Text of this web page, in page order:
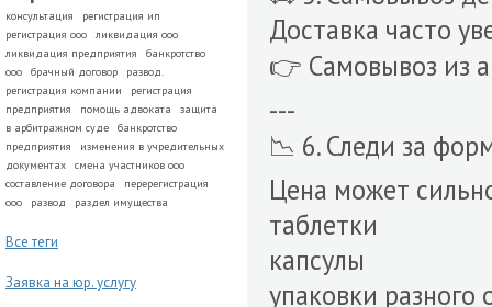
консультация
регистрация ип
регистрация ооо
ликвидация ооо
ликвидация предприятия
банкротство
ооо
брачный договор
развод.
регистрация компании
регистрация
предприятия
помощь адвоката
защита
в арбитражном суде
банкротство
предприятия
изменения в учредительных
документах
смена участников ооо
составление договора
перерегистрация
ооо
развод раздел имущества
Все теги
Заявка на юр. услугу
Доставка часто
👉 Самовывоз из
---
📉 6. Следи за
Цена может
таблетки
капсулы
упаковки разного